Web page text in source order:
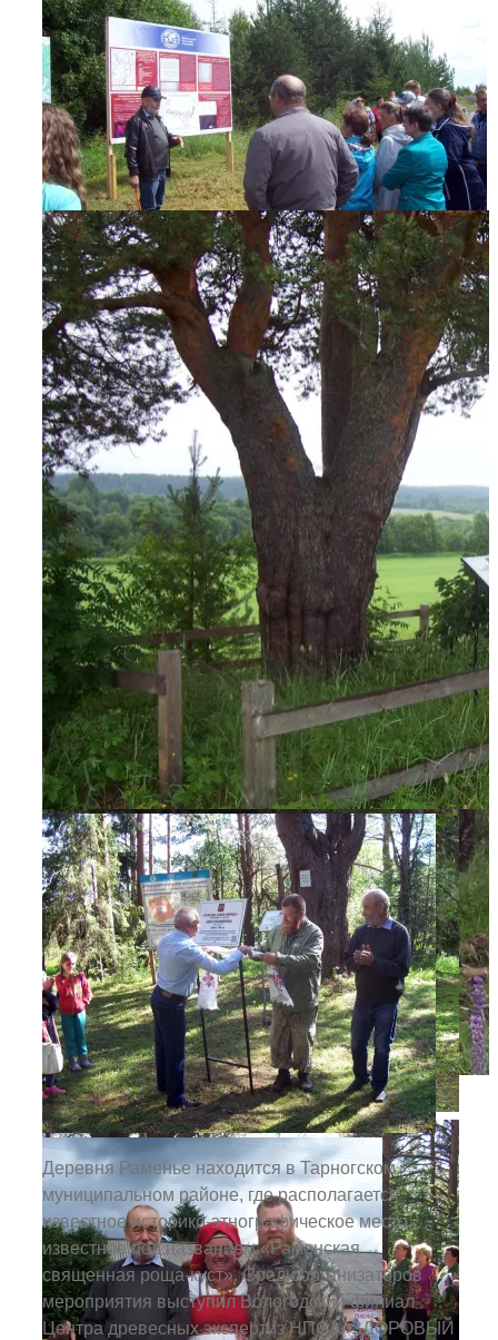
Деревня Раменье находится в Тарногском
муниципальном районе, где располагается
известное историко-этнографическое место,
известное под названием «Раменская
священная роща-куст». Среди организаторов
мероприятия выступил Вологодский филиал
Центра древесных экспертиз НПСА»ЗДОРОВЫЙ